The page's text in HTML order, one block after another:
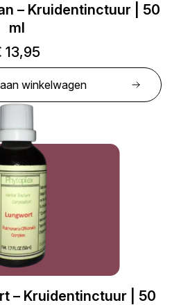
– Kruidentinctuur | 50
ml
13,95
winkelwagen
– Kruidentinctuur | 50